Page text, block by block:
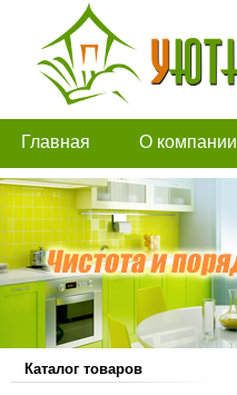
Главная О компании
Каталог товаров